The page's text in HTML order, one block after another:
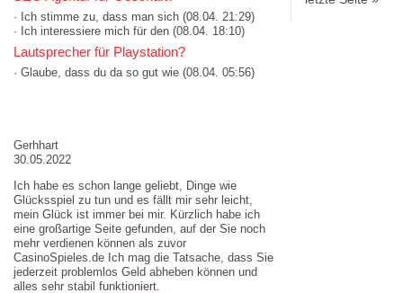
· Ich stimme zu, dass man sich (08.04. 21:29)
· Ich interessiere mich für den (08.04. 18:10)
Lautsprecher für Playstation?
· Glaube, dass du da so gut wie (08.04. 05:56)
Gerhhart
30.05.2022
Ich habe es schon lange geliebt, Dinge wie
Glücksspiel zu tun und es fällt mir sehr leicht,
mein Glück ist immer bei mir. Kürzlich habe ich
eine großartige Seite gefunden, auf der Sie noch
mehr verdienen können als zuvor
CasinoSpieles.de Ich mag die Tatsache, dass Sie
jederzeit problemlos Geld abheben können und
alles sehr stabil funktioniert.